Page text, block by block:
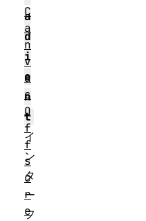
a
d
i
e
n
t
イ
ン
タ
ー
フ
C
a
n
v
a
s
O
f
f
s
c
r
e